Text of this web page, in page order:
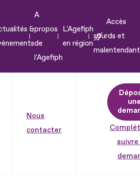
&
A
propos
de
l'Agefiph
L'Agefiph
en région
Accès
sourds et
Nous
contacter
suivre